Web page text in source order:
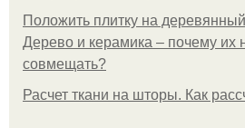
Положить плитку на
Дерево и керамика – почему их
совмещать?
Расчет ткани на шторы. Как